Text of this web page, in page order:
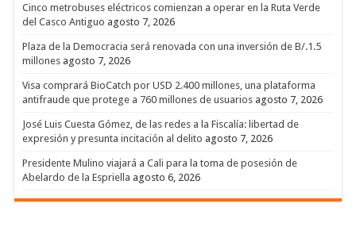
Cinco metrobuses eléctricos comienzan a operar en la Ruta Verde
del Casco Antiguo agosto 7, 2026
Plaza de la Democracia será renovada con una inversión de B/.1.5
millones agosto 7, 2026
Visa comprará BioCatch por USD 2.400 millones, una plataforma
antifraude que protege a 760 millones de usuarios agosto 7, 2026
José Luis Cuesta Gómez, de las redes a la Fiscalía: libertad de
expresión y presunta incitación al delito agosto 7, 2026
Presidente Mulino viajará a Cali para la toma de posesión de
Abelardo de la Espriella agosto 6, 2026